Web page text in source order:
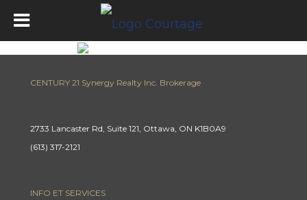
CENTURY 21 Synergy Realty Inc. Brokerage
2733 Lancaster Rd, Suite 121, Ottawa, ON K1B0A9
(613) 317-2121
INFO ET SERVICES